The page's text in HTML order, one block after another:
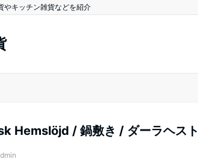
やキッチン雑貨などを紹介
Hemslöjd / 鍋敷き / ダーラヘスト